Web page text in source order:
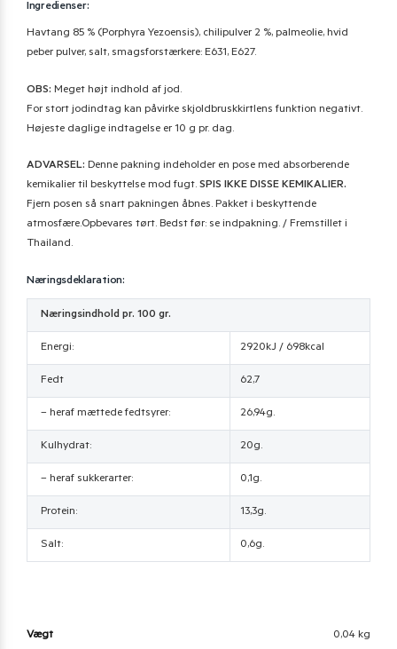
Ingredienser:
Havtang 85 % (Porphyra Yezoensis), chilipulver 2 %, palmeolie, hvid
peber pulver, salt, smagsforstærkere: E631, E627.
OBS: Meget højt indhold af jod.
For stort jodindtag kan påvirke skjoldbruskkirtlens funktion negativt.
Højeste daglige indtagelse er 10 g pr. dag.
ADVARSEL: Denne pakning indeholder en pose med absorberende
kemikalier til beskyttelse mod fugt. SPIS IKKE DISSE KEMIKALIER.
Fjern posen så snart pakningen åbnes. Pakket i beskyttende
atmosfære.Opbevares tørt. Bedst før: se indpakning. / Fremstillet i
Thailand.
Næringsdeklaration:
Næringsindhold pr. 100 gr.
Energi: 2920kJ / 698kcal
Fedt 62,7
– heraf mættede fedtsyrer: 26,94g.
Kulhydrat: 20g.
– heraf sukkerarter: 0,1g.
Protein: 13,3g.
Salt: 0,6g.
Vægt 0,04 kg